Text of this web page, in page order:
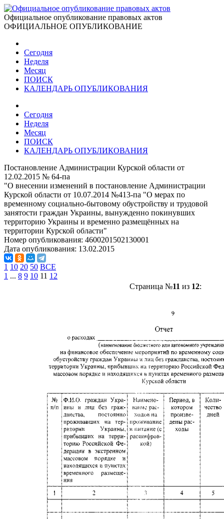
Официальное опубликование правовых актов
ОФИЦИАЛЬНОЕ ОПУБЛИКОВАНИЕ
Сегодня
Неделя
Месяц
ПОИСК
КАЛЕНДАРЬ ОПУБЛИКОВАНИЯ
Сегодня
Неделя
Месяц
ПОИСК
КАЛЕНДАРЬ ОПУБЛИКОВАНИЯ
Постановление Администрации Курской области от
12.02.2015 № 64-па
"О внесении изменений в постановление Администрации
Курской области от 10.07.2014 №413-па "О мерах по
временному социально-бытовому обустройству и трудовой
занятости граждан Украины, вынужденно покинувших
территорию Украины и временно размещённых на
территории Курской области"
Номер опубликования: 4600201502130001
Дата опубликования: 13.02.2015
1 10 20 50 ВСЕ
1 ... 8 9 10 11 12
Страница №11 из 12: